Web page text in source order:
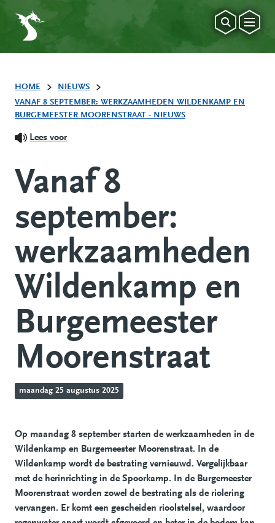
HOME
NIEUWS
VANAF 8 SEPTEMBER: WERKZAAMHEDEN WILDENKAMP EN
BURGEMEESTER MOORENSTRAAT - NIEUWS
Lees voor
Vanaf 8
september:
werkzaamheden
Wildenkamp en
Burgemeester
Moorenstraat
maandag 25 augustus 2025
Op maandag 8 september starten de werkzaamheden in de
Wildenkamp en Burgemeester Moorenstraat. In de
Wildenkamp wordt de bestrating vernieuwd. Vergelijkbaar
met de herinrichting in de Spoorkamp. In de Burgemeester
Moorenstraat worden zowel de bestrating als de riolering
vervangen. Er komt een gescheiden rioolstelsel, waardoor